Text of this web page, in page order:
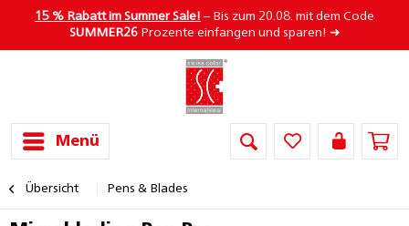
15 % Rabatt im Summer Sale! – Bis zum 20.08. mit dem Code
SUMMER26Prozente einfangen und sparen! ➜
Menü
Übersicht Pens & Blades